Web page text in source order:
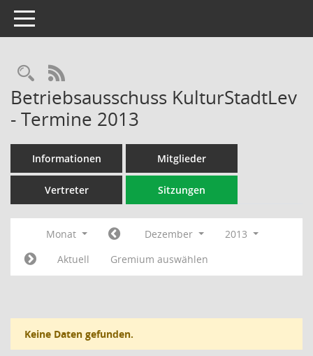
Toggle navigation
Rechercheauswahl
RSS-Feed
Betriebsausschuss KulturStadtLev
- Termine 2013
Informationen Mitglieder
Vertreter Sitzungen
Monat Dezember
2013
Aktuell
Gremium auswählen
Keine Daten gefunden.